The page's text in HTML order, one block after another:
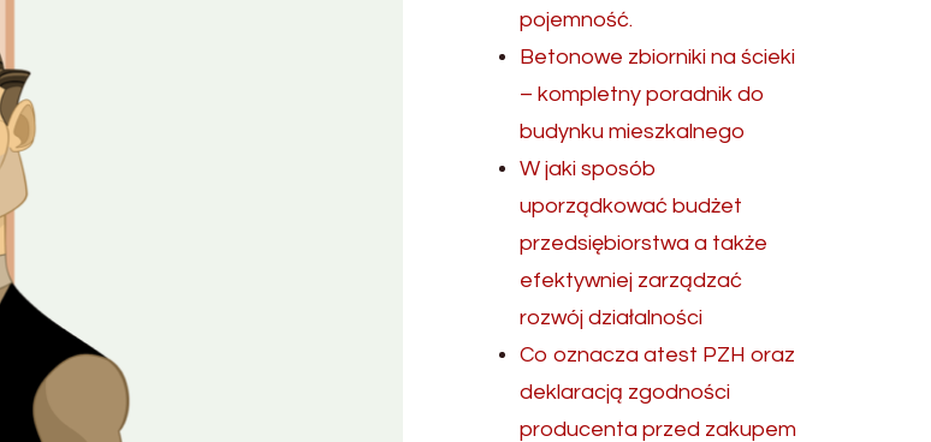
pojemność.
Betonowe zbiorniki na ścieki
– kompletny poradnik do
budynku mieszkalnego
W jaki sposób
uporządkować budżet
przedsiębiorstwa a także
efektywniej zarządzać
rozwój działalności
Co oznacza atest PZH oraz
deklaracją zgodności
producenta przed zakupem